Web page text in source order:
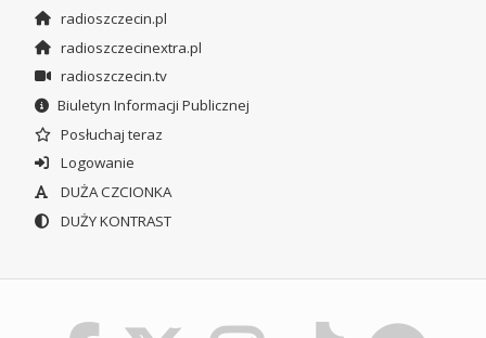
radioszczecin.pl
radioszczecinextra.pl
radioszczecin.tv
Biuletyn Informacji Publicznej
Posłuchaj teraz
Logowanie
DUŻA CZCIONKA
DUŻY KONTRAST